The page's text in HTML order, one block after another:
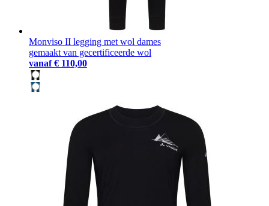
Monviso II legging met wol dames
gemaakt van gecertificeerde wol
vanaf € 110,00